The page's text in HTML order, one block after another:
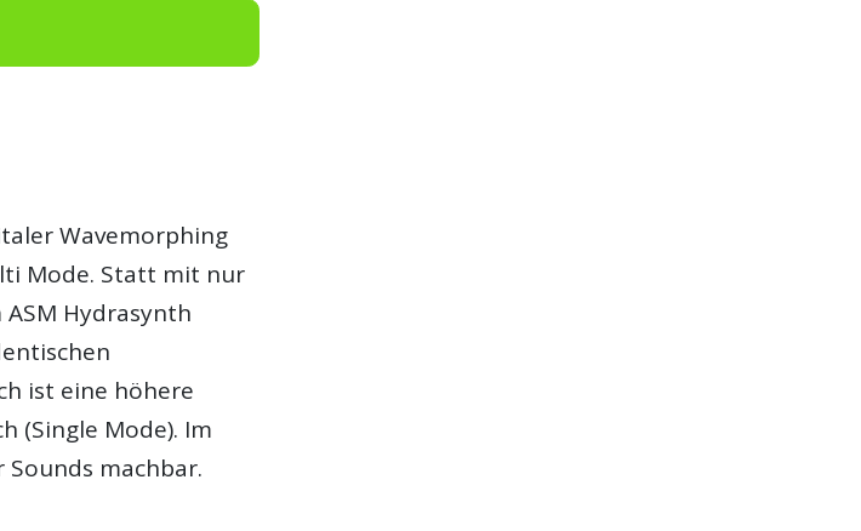
Wavemorphing
Mode. Statt mit nur
Hydrasynth
ist eine höhere
(Single Mode). Im
machbar.